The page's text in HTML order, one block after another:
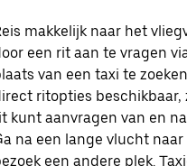
makkelijk naar het
een rit aan te vragen
van een taxi te
ritopties beschikbaar,
kunt aanvragen van en
na een lange vlucht
een andere plek.